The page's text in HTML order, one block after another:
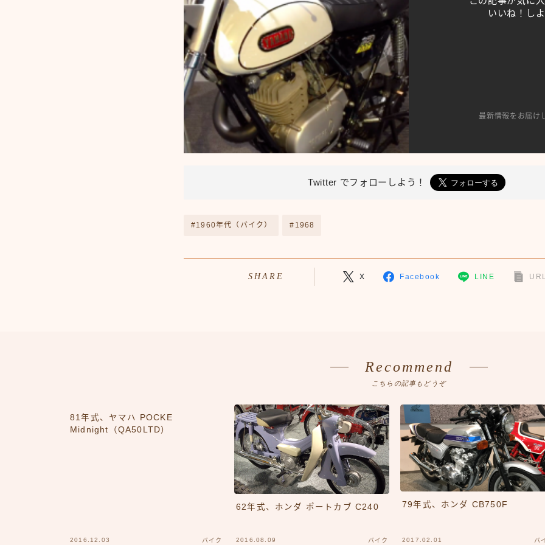
いいね！しよ
最新情報をお届け
Twitter でフォローしよう！
#1960年代（バイク） #1968
SHARE X Facebook LINE
Recommend
こちらの記事もどうぞ
81年式、ヤマハ POCKE
Midnight（QA50LTD）
2016.12.03 バイク
62年式、ホンダ ポートカブ C240
2016.08.09 バイク
79年式、ホンダ CB750F
2017.02.01 バ